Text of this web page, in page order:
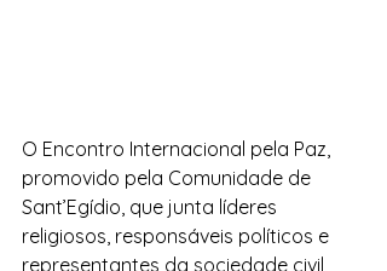
O Encontro Internacional pela Paz,
promovido pela Comunidade de
Sant’Egídio, que junta líderes
religiosos, responsáveis políticos e
representantes da sociedade civil